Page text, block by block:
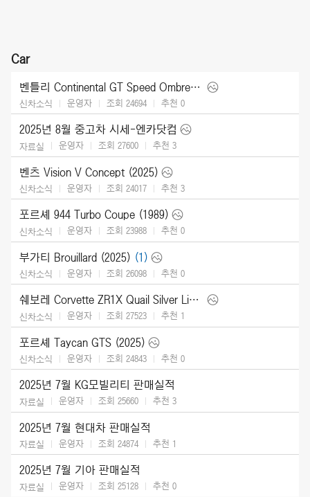
Car
벤틀리 Continental GT Speed Ombre by Mulliner (2025)
신차소식 운영자 조회 24694 추천 0
2025년 8월 중고차 시세-엔카닷컴
자료실 운영자 조회 27600 추천 3
벤츠 Vision V Concept (2025)
신차소식 운영자 조회 24017 추천 3
포르셰 944 Turbo Coupe (1989)
신차소식 운영자 조회 23988 추천 0
부가티 Brouillard (2025) (1)
신차소식 운영자 조회 26098 추천 0
쉐보레 Corvette ZR1X Quail Silver Limited Edition (2026)
신차소식 운영자 조회 27523 추천 1
포르셰 Taycan GTS (2025)
신차소식 운영자 조회 24843 추천 0
2025년 7월 KG모빌리티 판매실적
자료실 운영자 조회 25660 추천 3
2025년 7월 현대차 판매실적
자료실 운영자 조회 24874 추천 1
2025년 7월 기아 판매실적
자료실 운영자 조회 25128 추천 0